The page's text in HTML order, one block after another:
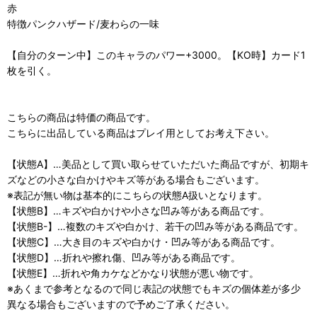
赤
特徴パンクハザード/麦わらの一味
【自分のターン中】このキャラのパワー+3000。【KO時】カード1
枚を引く。
こちらの商品は特価の商品です。
こちらに出品している商品はプレイ用としてお考え下さい。
【状態A】…美品として買い取らせていただいた商品ですが、初期キ
ズなどの小さな白かけやキズ等がある場合もございます。
※表記が無い物は基本的にこちらの状態A扱いとなります。
【状態B】…キズや白かけや小さな凹み等がある商品です。
【状態B-】…複数のキズや白かけ、若干の凹み等がある商品です。
【状態C】…大き目のキズや白かけ・凹み等がある商品です。
【状態D】…折れや擦れ傷、凹み等がある商品です。
【状態E】…折れや角カケなどかなり状態が悪い物です。
※あくまで参考となるので同じ表記の状態でもキズの個体差が多少
異なる場合もございますので予めご了承ください。